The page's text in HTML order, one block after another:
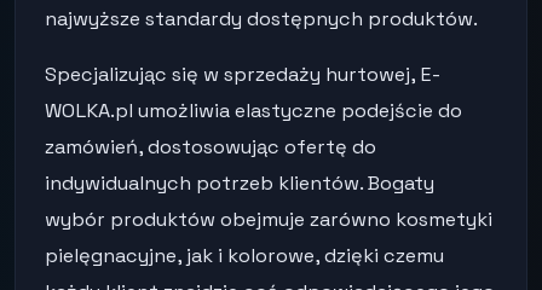
najwyższe standardy dostępnych produktów.
Specjalizując się w sprzedaży hurtowej, E-
WOLKA.pl umożliwia elastyczne podejście do
zamówień, dostosowując ofertę do
indywidualnych potrzeb klientów. Bogaty
wybór produktów obejmuje zarówno kosmetyki
pielęgnacyjne, jak i kolorowe, dzięki czemu